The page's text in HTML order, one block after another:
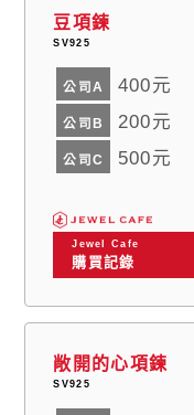
豆項鍊
SV925
公司A 400元
公司B 200元
公司C 500元
Jewel Cafe
購買記錄
敞開的心項鍊
SV925